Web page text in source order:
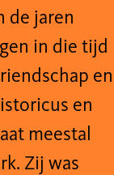
de jaren
in die tijd
en
en
meestal
Zij was